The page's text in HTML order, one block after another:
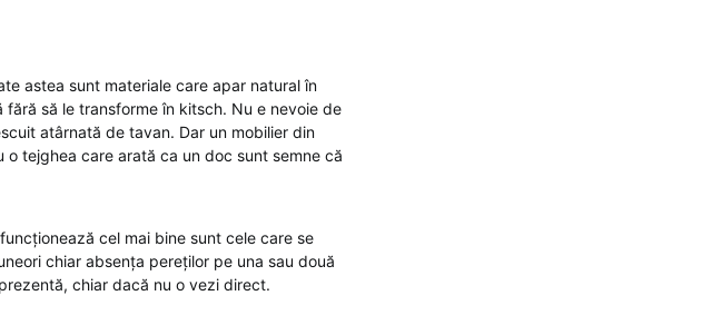
astea sunt materiale care apar natural în
să le transforme în kitsch. Nu e nevoie de
atârnată de tavan. Dar un mobilier din
tejghea care arată ca un doc sunt semne că
cel mai bine sunt cele care se
chiar absența pereților pe una sau două
chiar dacă nu o vezi direct.